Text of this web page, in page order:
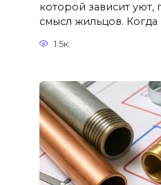
которой зависит уют,
смысл жильцов.
1.5к.